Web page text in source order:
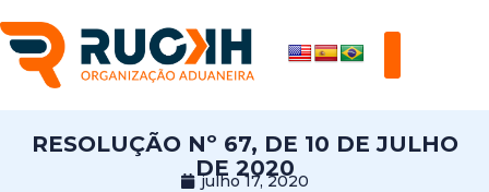
RESOLUÇÃO Nº 67, DE 10 DE JULHO
DE 2020
julho 17, 2020